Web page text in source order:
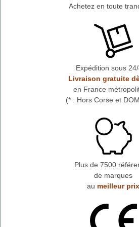
Achetez en toute
Expédition sous
Livraison gratuite
en France
(* : Hors Corse et
Plus de 7500
de marques
au meilleur prix